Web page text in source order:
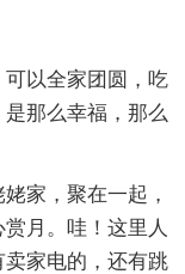
以全家团圆，吃
那么幸福，那么
家，聚在一起，
月。哇！这里人
家电的，还有跳